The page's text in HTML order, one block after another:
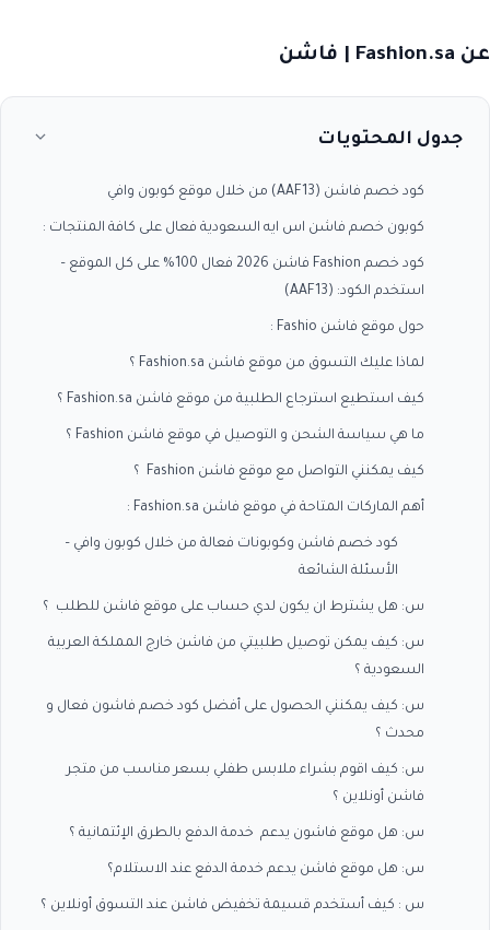
عن Fashion.sa | فاشن
جدول المحتويات
كود خصم فاشن (AAF13) من خلال موقع كوبون وافي
كوبون خصم فاشن اس ايه السعودية فعال على كافة المنتجات :
كود خصم Fashion فاشن 2026 فعال 100% على كل الموقع –
استخدم الكود: (AAF13)
حول موقع فاشن Fashio :
لماذا عليك التسوق من موقع فاشن Fashion.sa ؟
كيف استطيع استرجاع الطلبية من موقع فاشن Fashion.sa ؟
ما هي سياسة الشحن و التوصيل في موقع فاشن Fashion ؟
كيف يمكنني التواصل مع موقع فاشن Fashion ؟
أهم الماركات المتاحة في موقع فاشن Fashion.sa :
كود خصم فاشن وكوبونات فعالة من خلال كوبون وافي –
الأسئلة الشائعة
س: هل يشترط ان يكون لدي حساب على موقع فاشن للطلب ؟
س: كيف يمكن توصيل طلبيتي من فاشن خارج المملكة العربية
السعودية ؟
س: كيف يمكنني الحصول على أفضل كود خصم فاشون فعال و
محدث ؟
س: كيف اقوم بشراء ملابس طفلي بسعر مناسب من متجر
فاشن أونلاين ؟
س: هل موقع فاشون يدعم خدمة الدفع بالطرق الإئتمانية ؟
س: هل موقع فاشن يدعم خدمة الدفع عند الاستلام؟
س : كيف أستخدم قسيمة تخفيض فاشن عند التسوق أونلاين ؟